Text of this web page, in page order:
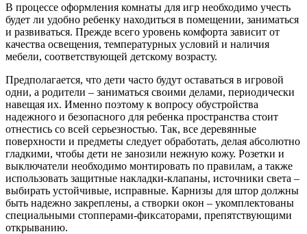
В процессе оформления комнаты для игр необходимо учесть
будет ли удобно ребенку находиться в помещении, заниматься
и развиваться. Прежде всего уровень комфорта зависит от
качества освещения, температурных условий и наличия
мебели, соответствующей детскому возрасту.
Предполагается, что дети часто будут оставаться в игровой
одни, а родители – заниматься своими делами, периодически
навещая их. Именно поэтому к вопросу обустройства
надежного и безопасного для ребенка пространства стоит
отнестись со всей серьезностью. Так, все деревянные
поверхности и предметы следует обработать, делая абсолютно
гладкими, чтобы дети не занозили нежную кожу. Розетки и
выключатели необходимо монтировать по правилам, а также
использовать защитные накладки-клапаны, источники света –
выбирать устойчивые, исправные. Карнизы для штор должны
быть надежно закреплены, а створки окон – укомплектованы
специальными стопперами-фиксаторами, препятствующими
открыванию.